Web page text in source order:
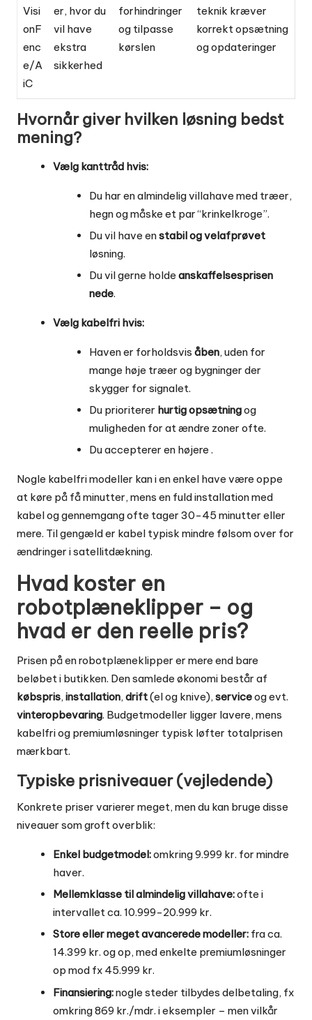
Visi
onF
enc
e/A
iC
er, hvor du
vil have
ekstra
sikkerhed
forhindringer
og tilpasse
kørslen
teknik kræver
korrekt opsætning
og opdateringer
Hvornår giver hvilken løsning bedst
mening?
Vælg kanttråd hvis:
Du har en almindelig villahave med træer,
hegn og måske et par “krinkelkroge”.
Du vil have enstabil og velafprøvet
løsning.
Du vil gerne holde anskaffelsesprisen
nede.
Vælg kabelfri hvis:
Haven er forholdsvis åben, uden for
mange høje træer og bygninger der
skygger for signalet.
Du prioriterer hurtig opsætningog
muligheden for at ændre zoner ofte.
Du accepterer en højere .
Nogle kabelfri modeller kan i en enkel have være oppe
at køre på få minutter, mens en fuld installation med
kabel og gennemgang ofte tager 30-45 minutter eller
mere. Til gengæld er kabel typisk mindre følsom over for
ændringer i satellitdækning.
Hvad koster en
robotplæneklipper – og
hvad er den reelle pris?
Prisen på en robotplæneklipper er mere end bare
beløbet i butikken. Den samlede økonomi består af
købspris, installation, drift(el og knive), serviceog evt.
vinteropbevaring. Budgetmodeller ligger lavere, mens
kabelfri og premiumløsninger typisk løfter totalprisen
mærkbart.
Typiske prisniveauer (vejledende)
Konkrete priser varierer meget, men du kan bruge disse
niveauer som groft overblik:
Enkel budgetmodel:omkring 9.999 kr. for mindre
haver.
Mellemklasse til almindelig villahave:ofte i
intervallet ca. 10.999-20.999 kr.
Store eller meget avancerede modeller: fra ca.
14.399 kr. og op, med enkelte premiumløsninger
op mod fx 45.999 kr.
Finansiering:nogle steder tilbydes delbetaling, fx
omkring 869 kr./mdr. i eksempler – men vilkår